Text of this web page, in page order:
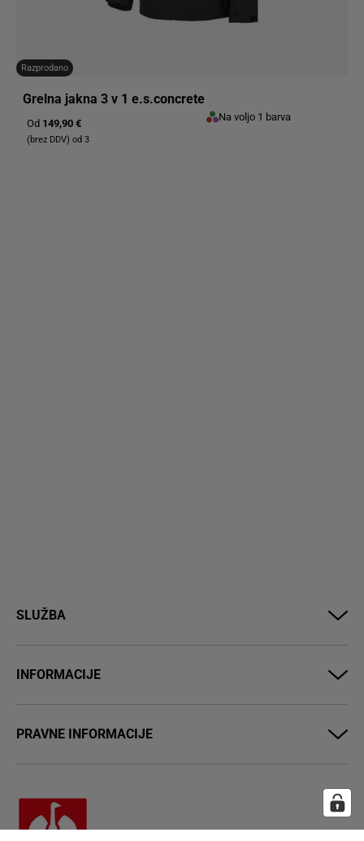
Razprodano
Grelna jakna 3 v 1 e.s.concrete
Od 149,90 €
(brez DDV) od 3
Na voljo 1 barva
SLUŽBA
INFORMACIJE
PRAVNE INFORMACIJE